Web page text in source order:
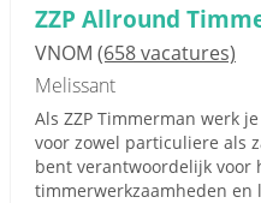
ZZP Allround
VNOM (658 vacatures)
Melissant
Als ZZP Timmerman werk
voor zowel particuliere als
bent verantwoordelijk voor
timmerwerkzaamheden en